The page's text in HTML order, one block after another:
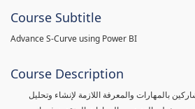
Course Subtitle
Advance S-Curve using Power BI
Course Description
بالمهارات والمعرفة اللازمة لإنشاء وتحليل